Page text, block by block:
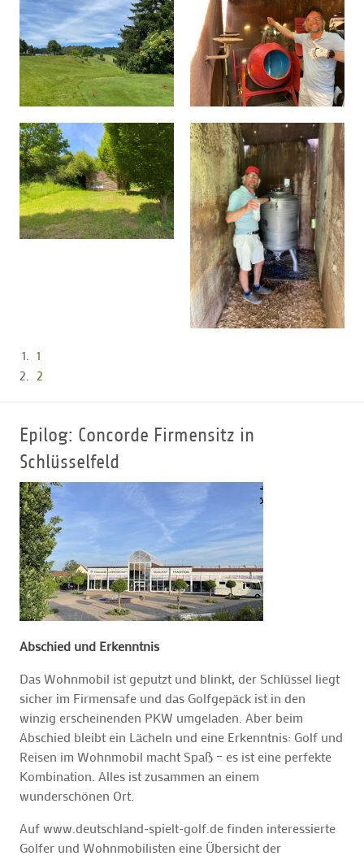
1
2
Epilog: Concorde Firmensitz in
Schlüsselfeld
Abschied und Erkenntnis
Das Wohnmobil ist geputzt und blinkt, der Schlüssel liegt
sicher im Firmensafe und das Golfgepäck ist in den
winzig erscheinenden PKW umgeladen. Aber beim
Abschied bleibt ein Lächeln und eine Erkenntnis: Golf und
Reisen im Wohnmobil macht Spaß – es ist eine perfekte
Kombination. Alles ist zusammen an einem
wunderschönen Ort.
Auf www.deutschland-spielt-golf.de finden interessierte
Golfer und Wohnmobilisten eine Übersicht der